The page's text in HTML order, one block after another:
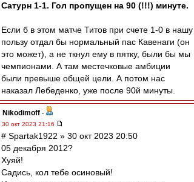
Сатурн 1-1. Гол пропущен на 90 (!!!) минуте.
Если б в этом матче Титов при счете 1-0 в нашу
пользу отдал бы нормальный пас Кавенаги (он
это может), а не ткнул ему в пятку, были бы мы
чемпионами. А там местечковые амбиции
были превыше общей цели. А потом нас
наказал Лебеденко, уже после 90й минуты.
Nikodimoff -
30 окт 2023 21:16
# Spartak1922 » 30 окт 2023 20:50
05 декабря 2012?
Хуяй!
Садись, кол тебе осиновый!